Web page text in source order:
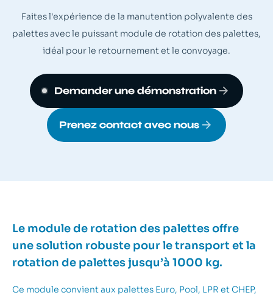
Faites l'expérience de la manutention polyvalente des
palettes avec le puissant module de rotation des palettes,
idéal pour le retournement et le convoyage.
Demander une démonstration
Prenez contact avec nous
Le module de rotation des palettes offre
une solution robuste pour le transport et la
rotation de palettes jusqu’à 1000 kg.
Ce module convient aux palettes Euro, Pool, LPR et CHEP,